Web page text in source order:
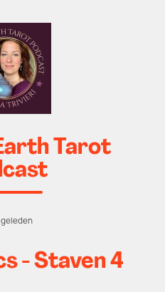
Tarot
geleden
- Staven 4